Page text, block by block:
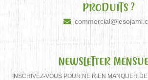
PRODUITS ?
NEWSLETTER
INSCRIVEZ-VOUS POUR NE RIEN MANQUER